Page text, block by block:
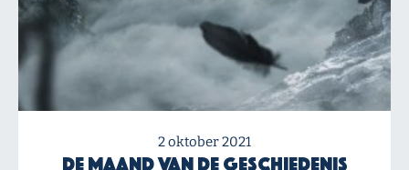
2 oktober 2021
De Maand van de Geschiedenis